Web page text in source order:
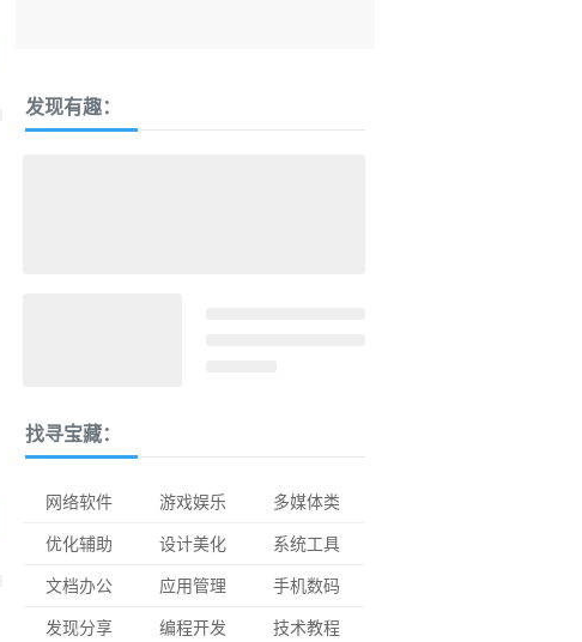
发现有趣：
找寻宝藏：
网络软件 游戏娱乐
多媒体类
优化辅助
设计美化
系统工具
文档办公
应用管理
手机数码
发现分享
编程开发
技术教程